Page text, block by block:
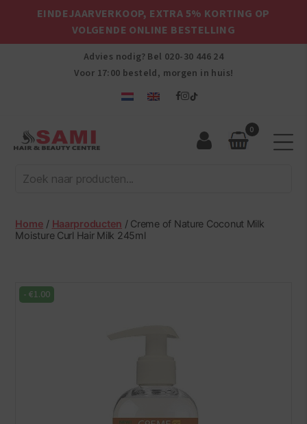
EINDEJAARVERKOOP, EXTRA 5% KORTING OP
VOLGENDE ONLINE BESTELLING
Advies nodig? Bel 020-30 446 24
Voor 17:00 besteld, morgen in huis!
Afro
Hair
Beauty
Centre
0
Home / Haarproducten / Creme of Nature Coconut Milk
Moisture Curl Hair Milk 245ml
-€1.00